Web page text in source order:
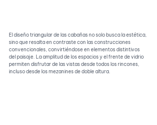
El diseño triangular de las cabañas no solo busca la estética,
sino que resalta en contraste con las construcciones
convencionales, convirtiéndose en elementos distintivos
del paisaje. La amplitud de los espacios y el frente de vidrio
permiten disfrutar de las vistas desde todos los rincones,
incluso desde los mezanines de doble altura.